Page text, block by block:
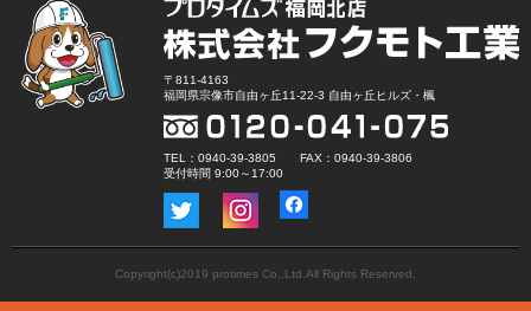
〒811-4163
福岡県宗像市自由ヶ丘11-22-3 自由ヶ丘ヒルズ・楓
TEL：0940-39-3805 FAX：0940-39-3806
受付時間 9:00～17:00
Copyright(c)2019 protimes Co.,Ltd.All Rights Reserved.